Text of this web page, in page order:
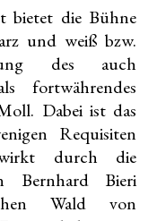
bietet die Bühne
und weiß bzw.
des auch
fortwährendes
Dabei ist das
Requisiten
durch die
Bernhard Bieri
Wald von